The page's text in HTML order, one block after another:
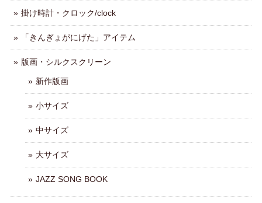
掛け時計・クロック/clock
「きんぎょがにげた」アイテム
版画・シルクスクリーン
新作版画
小サイズ
中サイズ
大サイズ
JAZZ SONG BOOK